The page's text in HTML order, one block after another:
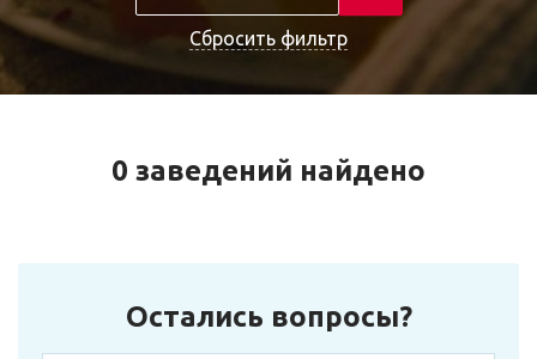
Сбросить фильтр
0 заведений найдено
Остались вопросы?